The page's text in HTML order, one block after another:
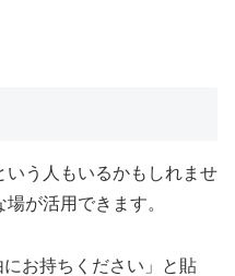
う人もいるかもしれませ
が活用できます。
お持ちください」と貼